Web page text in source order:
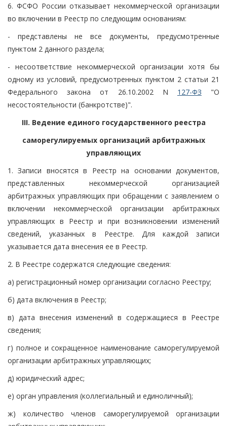
6. ФСФО России отказывает некоммерческой организации
во включении в Реестр по следующим основаниям:
- представлены не все документы, предусмотренные
пунктом 2 данного раздела;
- несоответствие некоммерческой организации хотя бы
одному из условий, предусмотренных пунктом 2 статьи 21
Федерального закона от 26.10.2002 N 127-ФЗ "О
несостоятельности (банкротстве)".
III. Ведение единого государственного реестра
саморегулируемых организаций арбитражных
управляющих
1. Записи вносятся в Реестр на основании документов,
представленных некоммерческой организацией
арбитражных управляющих при обращении с заявлением о
включении некоммерческой организации арбитражных
управляющих в Реестр и при возникновении изменений
сведений, указанных в Реестре. Для каждой записи
указывается дата внесения ее в Реестр.
2. В Реестре содержатся следующие сведения:
а) регистрационный номер организации согласно Реестру;
б) дата включения в Реестр;
в) дата внесения изменений в содержащиеся в Реестре
сведения;
г) полное и сокращенное наименование саморегулируемой
организации арбитражных управляющих;
д) юридический адрес;
е) орган управления (коллегиальный и единоличный);
ж) количество членов саморегулируемой организации